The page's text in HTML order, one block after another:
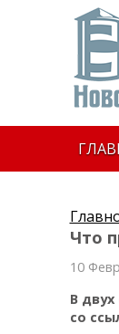
Что
10
В
со